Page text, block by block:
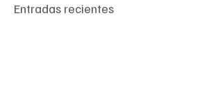
Entradas recientes